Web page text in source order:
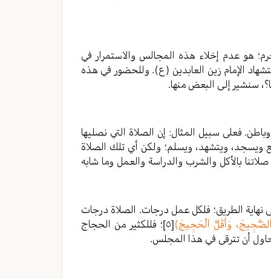
هو عدم إخلاء هذه المجالس والاستمرار في
الإمام زين العابدين (ع). وللحضور في هذه
سنشير إلى البعض منها.
فعلى سبيل المثال: إن الصلاة التي نصليها
ويسجد، ويتشهد، ويسلم؛ ولكن أي تلك الصلاة
بالأكل والشرب والدراسة والعمل وما شابه
نهاية الطريق؛ فلكل عمل درجات. الصلاة درجات
اَلضَّجِيجَ، وَأَقَلَّ اَلْحَجِيجَ)[٥]
؛ فللكثير من الحجاج
أن تترقى في هذا المجلس.